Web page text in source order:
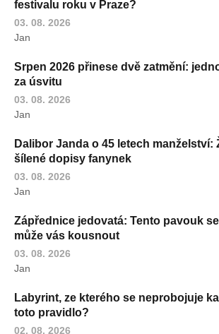
festivalu roku v Praze?
03. 08. 2026
Jan
Srpen 2026 přinese dvě zatmění:
za úsvitu
03. 08. 2026
Jan
Dalibor Janda o 45 letech manželství:
šílené dopisy fanynek
03. 08. 2026
Jan
Zápřednice jedovatá: Tento pavouk
může vás kousnout
03. 08. 2026
Jan
Labyrint, ze kterého se neprobojuje
toto pravidlo?
02. 08. 2026